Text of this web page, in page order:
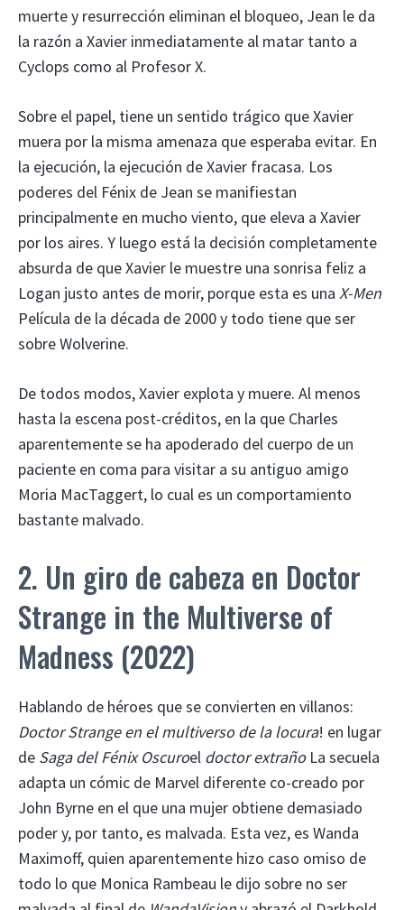
muerte y resurrección eliminan el bloqueo, Jean le da
la razón a Xavier inmediatamente al matar tanto a
Cyclops como al Profesor X.
Sobre el papel, tiene un sentido trágico que Xavier
muera por la misma amenaza que esperaba evitar. En
la ejecución, la ejecución de Xavier fracasa. Los
poderes del Fénix de Jean se manifiestan
principalmente en mucho viento, que eleva a Xavier
por los aires. Y luego está la decisión completamente
absurda de que Xavier le muestre una sonrisa feliz a
Logan justo antes de morir, porque esta es una X-Men
Película de la década de 2000 y todo tiene que ser
sobre Wolverine.
De todos modos, Xavier explota y muere. Al menos
hasta la escena post-créditos, en la que Charles
aparentemente se ha apoderado del cuerpo de un
paciente en coma para visitar a su antiguo amigo
Moria MacTaggert, lo cual es un comportamiento
bastante malvado.
2. Un giro de cabeza en Doctor
Strange in the Multiverse of
Madness (2022)
Hablando de héroes que se convierten en villanos:
Doctor Strange en el multiverso de la locura! en lugar
de Saga del Fénix Oscuroel doctor extrañoLa secuela
adapta un cómic de Marvel diferente co-creado por
John Byrne en el que una mujer obtiene demasiado
poder y, por tanto, es malvada. Esta vez, es Wanda
Maximoff, quien aparentemente hizo caso omiso de
todo lo que Monica Rambeau le dijo sobre no ser